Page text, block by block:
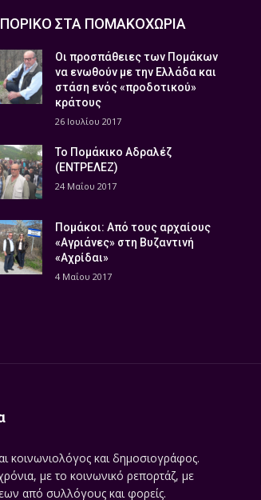
ΣΤΑ ΠΟΜΑΚΟΧΩΡΙΑ
Οι προσπάθειες των Πομάκων
να ενωθούν με την Ελλάδα και
στάση ενός «προδοτικού»
κράτους
26 Ιουλίου 2017
Το Πομάκικο Αδραλέζ
(ΕΝΤΡΕΛΕΖ)
24 Μαΐου 2017
Πομάκοι: Από τους αρχαίους
«Αγριάνες» στη Βυζαντινή
«Αχρίδαι»
4 Μαΐου 2017
κοινωνιολόγος και δημοσιογράφος.
με το κοινωνικό ρεπορτάζ, με
από συλλόγους και φορείς.